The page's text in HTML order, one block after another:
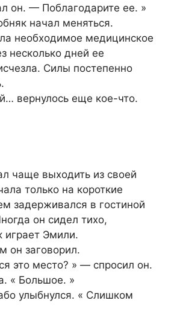
он. — Поблагодарите ее. »
начал меняться.
необходимое медицинское
несколько дней ее
Силы постепенно
вернулось еще кое-что.
чаще выходить из своей
только на короткие
задерживался в гостиной
он сидел тихо,
играет Эмили.
он заговорил.
это место? » — спросил он.
« Большое. »
улыбнулся. « Слишком